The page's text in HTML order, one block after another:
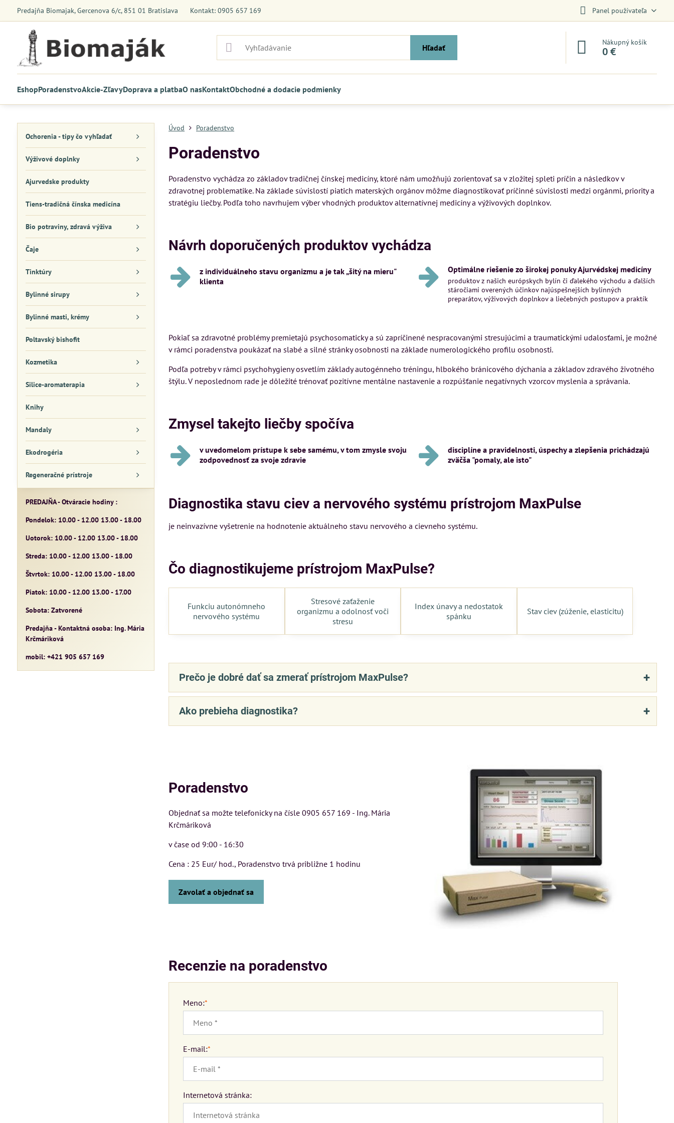
Predajňa Biomajak, Gercenova 6/c, 851 01 Bratislava Kontakt: 0905 657 169 Panel používateľa
Hľadať
Nákupný košík
0 €
EshopPoradenstvoAkcie-ZľavyDoprava a platbaO nasKontaktObchodné a dodacie podmienky
Úvod Poradenstvo
Poradenstvo
Poradenstvo vychádza zo základov tradičnej čínskej medicíny, ktoré nám umožňujú zorientovať sa v zložitej spleti príčin a následkov v
zdravotnej problematike. Na základe súvislostí piatich materských orgánov môžme diagnostikovať príčinné súvislosti medzi orgánmi, priority a
stratégiu liečby. Podľa toho navrhujem výber vhodných produktov alternatívnej medicíny a výživových doplnkov.
Návrh doporučených produktov vychádza
z individuálneho stavu organizmu a je tak „šitý na mieru"
klienta
Optimálne riešenie zo širokej ponuky Ajurvédskej medicíny
produktov z našich európskych bylín či ďalekého východu a ďalších
stáročiami overených účinkov najúspešnejších bylinných
preparátov, výživových doplnkov a liečebných postupov a praktík
Pokiaľ sa zdravotné problémy premietajú psychosomaticky a sú zapríčinené nespracovanými stresujúcimi a traumatickými udalosťami, je možné
v rámci poradenstva poukázať na slabé a silné stránky osobnosti na základe numerologického profilu osobnosti.
Podľa potreby v rámci psychohygieny osvetlím základy autogénneho tréningu, hlbokého bránicového dýchania a základov zdravého životného
štýlu. V neposlednom rade je dôležité trénovať pozitívne mentálne nastavenie a rozpúšťanie negatívnych vzorcov myslenia a správania.
Zmysel takejto liečby spočíva
v uvedomelom prístupe k sebe samému, v tom zmysle svoju
zodpovednosť za svoje zdravie
disciplíne a pravidelnosti, úspechy a zlepšenia prichádzajú
zväčša "pomaly, ale isto"
Diagnostika stavu ciev a nervového systému prístrojom MaxPulse
je neinvazívne vyšetrenie na hodnotenie aktuálneho stavu nervového a cievneho systému.
Čo diagnostikujeme prístrojom MaxPulse?
Funkciu autonómneho
nervového systému
Stresové zaťaženie
organizmu a odolnosť voči
stresu
Index únavy a nedostatok
spánku
Stav ciev (zúženie, elasticitu)
Prečo je dobré dať sa zmerať prístrojom MaxPulse?
Ako prebieha diagnostika?
Poradenstvo
Objednať sa možte telefonicky na čísle 0905 657 169 - Ing. Mária
Krčmáriková
v čase od 9:00 - 16:30
Cena : 25 Eur/ hod., Poradenstvo trvá približne 1 hodinu
Zavolať a objednať sa
Recenzie na poradenstvo
Meno:*
E-mail:*
Internetová stránka:
Ochorenia - tipy čo vyhľadať
Výživové doplnky
Ajurvedske produkty
Tiens-tradičná čínska medicína
Bio potraviny, zdravá výživa
Čaje
Tinktúry
Bylinné sirupy
Bylinné masti, krémy
Poltavský bishofit
Kozmetika
Silice-aromaterapia
Knihy
Mandaly
Ekodrogéria
Regeneračné prístroje
PREDAJŇA - Otváracie hodiny :
Pondelok: 10.00 - 12.00 13.00 - 18.00
Uotorok: 10.00 - 12.00 13.00 - 18.00
Streda: 10.00 - 12.00 13.00 - 18.00
Štvrtok: 10.00 - 12.00 13.00 - 18.00
Piatok: 10.00 - 12.00 13.00 - 17.00
Sobota: Zatvorené
Predajňa - Kontaktná osoba: Ing. Mária
Krčmáriková
mobil: +421 905 657 169